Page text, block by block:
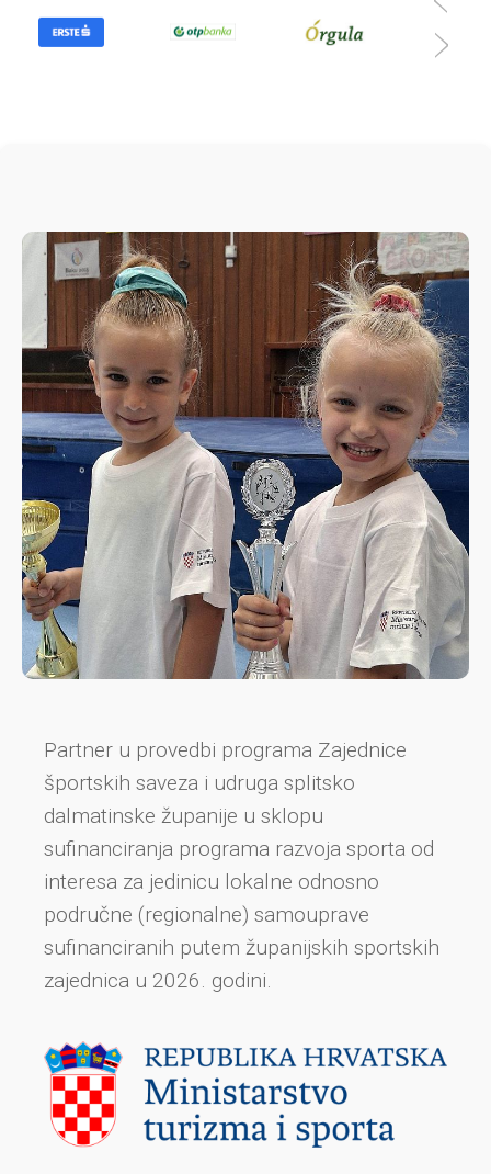
Partner u provedbi programa Zajednice
športskih saveza i udruga splitsko
dalmatinske županije u sklopu
sufinanciranja programa razvoja sporta od
interesa za jedinicu lokalne odnosno
područne (regionalne) samouprave
sufinanciranih putem županijskih sportskih
zajednica u 2026. godini.